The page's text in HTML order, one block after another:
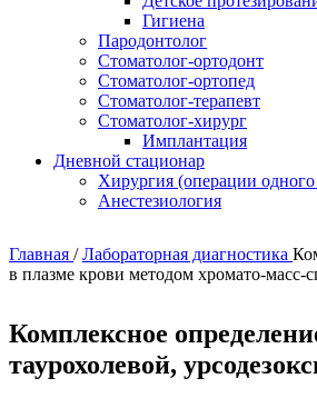
Гигиена
Пародонтолог
Стоматолог-ортодонт
Стоматолог-ортопед
Стоматолог-терапевт
Стоматолог-хирург
Имплантация
Дневной стационар
Хирургия (операции
Анестезиология
Главная / Лабораторная диагностика
в плазме крови методом хромато-масс-
Комплексное
таурохолевой,